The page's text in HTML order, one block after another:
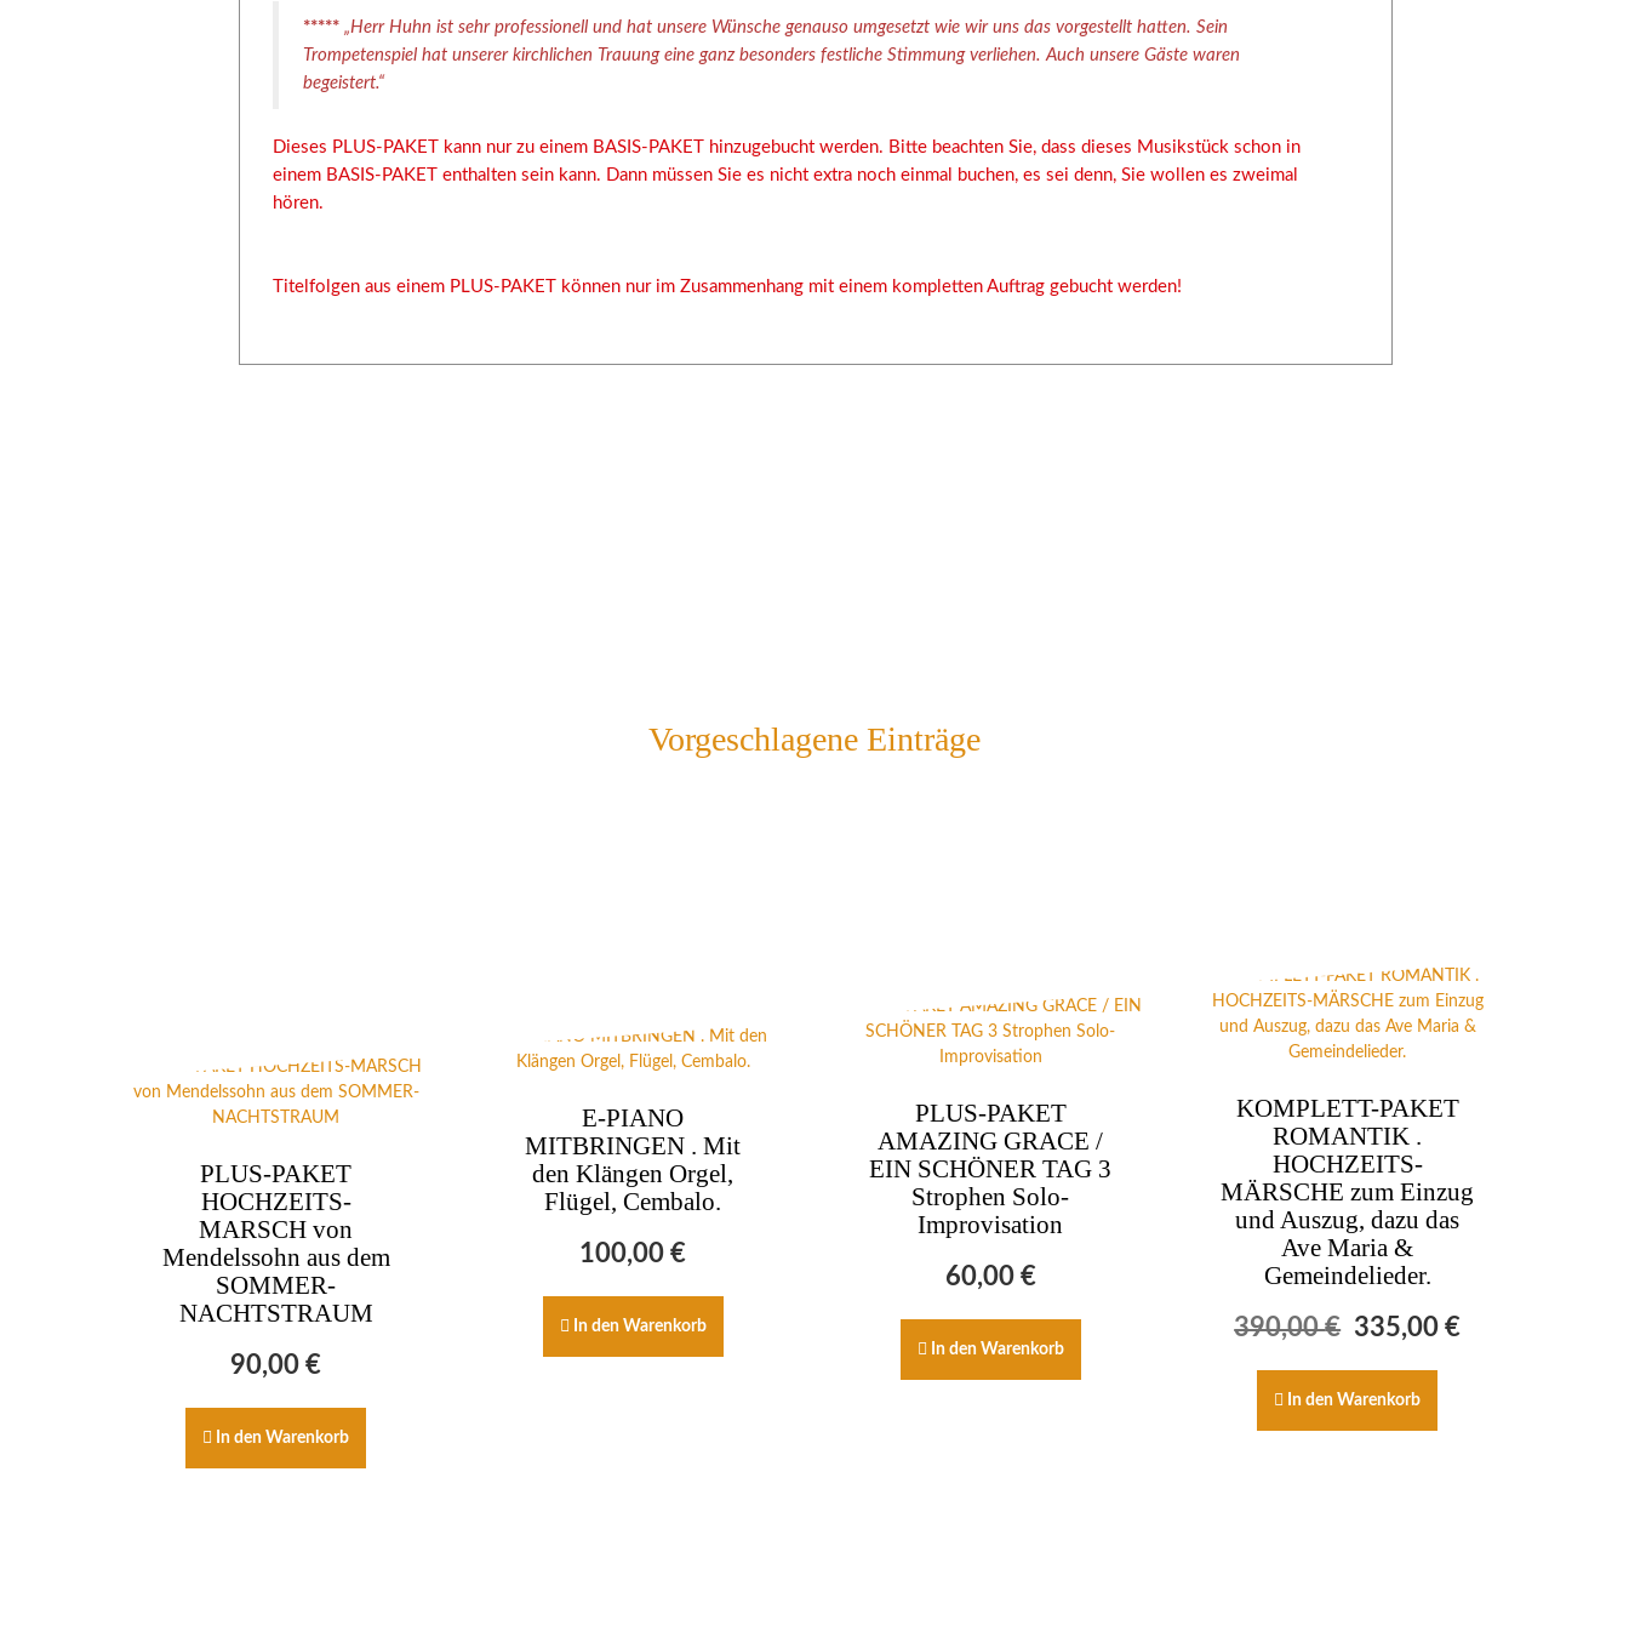
***** „Herr Huhn ist sehr professionell und hat unsere Wünsche genauso umgesetzt wie wir uns das vorgestellt hatten. Sein
Trompetenspiel hat unserer kirchlichen Trauung eine ganz besonders festliche Stimmung verliehen. Auch unsere Gäste waren
begeistert.“
Dieses PLUS-PAKET kann nur zu einem BASIS-PAKET hinzugebucht werden. Bitte beachten Sie, dass dieses Musikstück schon in
einem BASIS-PAKET enthalten sein kann. Dann müssen Sie es nicht extra noch einmal buchen, es sei denn, Sie wollen es zweimal
hören.
Titelfolgen aus einem PLUS-PAKET können nur im Zusammenhang mit einem kompletten Auftrag gebucht werden!
Vorgeschlagene Einträge
PLUS-PAKET
HOCHZEITS-
MARSCH von
Mendelssohn aus dem
SOMMER-
NACHTSTRAUM
90,00€
In den Warenkorb
E-PIANO
MITBRINGEN . Mit
den Klängen Orgel,
Flügel, Cembalo.
100,00€
In den Warenkorb
PLUS-PAKET
AMAZING GRACE /
EIN SCHÖNER TAG 3
Strophen Solo-
Improvisation
60,00 €
In den Warenkorb
KOMPLETT-PAKET
ROMANTIK .
HOCHZEITS-
MÄRSCHE zum Einzug
und Auszug, dazu das
Ave Maria &
Gemeindelieder.
390,00€
Ursprünglicher
Preis
390,00 €
335,00€Preis
In den Warenkorb